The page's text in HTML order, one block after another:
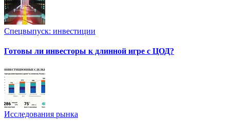
Спецвыпуск: инвестиции
Готовы ли инвесторы к длинной игре с ЦОД?
Исследования рынка